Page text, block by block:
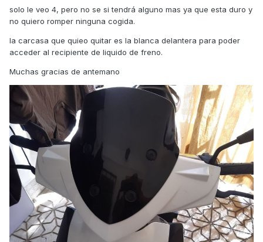
solo le veo 4, pero no se si tendrá alguno mas ya que esta duro y
no quiero romper ninguna cogida.
la carcasa que quieo quitar es la blanca delantera para poder
acceder al recipiente de liquido de freno.
Muchas gracias de antemano